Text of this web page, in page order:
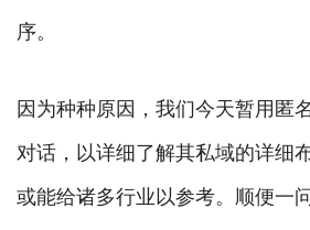
序。
因为种种原因，我们今天暂用匿
对话，以详细了解其私域的详细
或能给诸多行业以参考。顺便一